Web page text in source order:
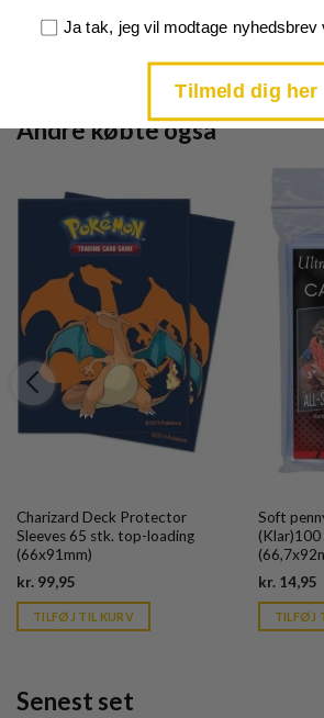
price
is:
Andre købte også
Charizard Deck Protector
Sleeves 65 stk. top-loading
(66x91mm)
kr. 99,95
is:
kr. 39,95.
TILFØJ TIL KURV
Soft
kr.14,95
TILFØJ
Senest set
Samtykke
Ja tak, jeg vil modtage nyhedsbrev
Tilmeld dig her